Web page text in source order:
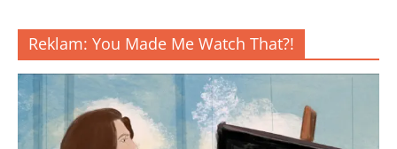
Reklam: You Made Me Watch That?!